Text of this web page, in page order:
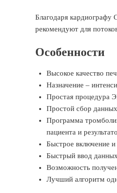
Благодаря кардиографу
рекомендуют для
Особенности
Высокое качество
Назначение –
Простая процедура
Простой сбор
Программа
пациента и
Быстрое включение и
Быстрый ввод
Возможность
Лучший алгоритм